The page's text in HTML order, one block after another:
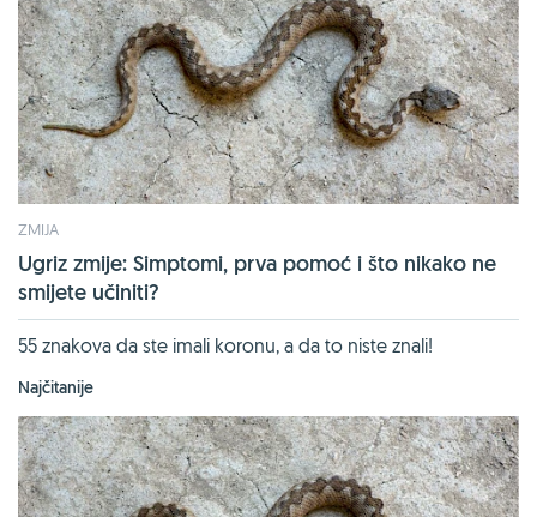
ZMIJA
Ugriz zmije: Simptomi, prva pomoć i što nikako ne
smijete učiniti?
55 znakova da ste imali koronu, a da to niste znali!
Najčitanije